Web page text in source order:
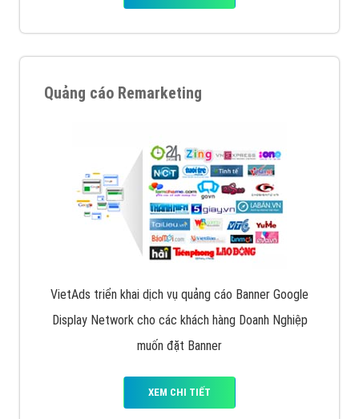
Quảng cáo Remarketing
VietAds triển khai dịch vụ quảng cáo Banner Google
Display Network cho các khách hàng Doanh Nghiệp
muốn đặt Banner
XEM CHI TIẾT